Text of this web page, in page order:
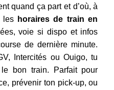
quand ça part et d’où, à
les horaires de train en
voie si dispo et infos
de dernière minute.
Intercités ou Ouigo, tu
bon train. Parfait pour
prévenir ton pick-up, ou